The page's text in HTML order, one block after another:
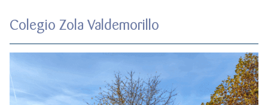
Colegio Zola Valdemorillo